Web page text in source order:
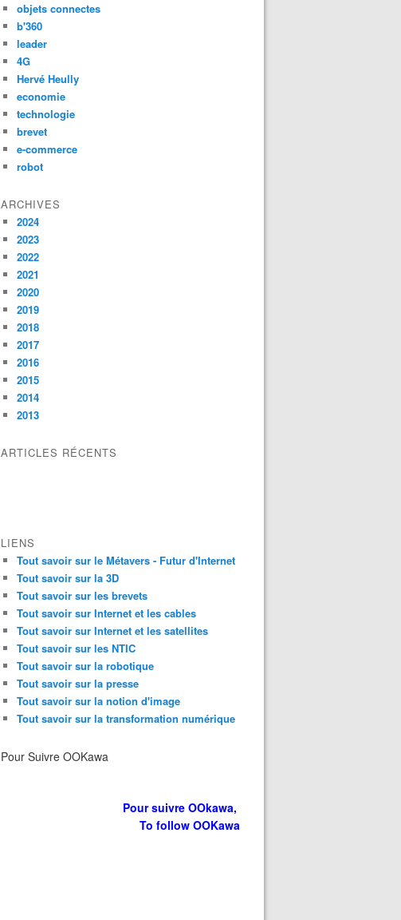
objets connectes
b'360
leader
4G
Hervé Heully
economie
technologie
brevet
e-commerce
robot
ARCHIVES
2024
2023
2022
2021
2020
2019
2018
2017
2016
2015
2014
2013
ARTICLES RÉCENTS
LIENS
Tout savoir sur le Métavers - Futur d'Internet
Tout savoir sur la 3D
Tout savoir sur les brevets
Tout savoir sur Internet et les cables
Tout savoir sur Internet et les satellites
Tout savoir sur les NTIC
Tout savoir sur la robotique
Tout savoir sur la presse
Tout savoir sur la notion d'image
Tout savoir sur la transformation numérique
Pour Suivre OOKawa
Pour suivre OOkawa,
To follow OOKawa